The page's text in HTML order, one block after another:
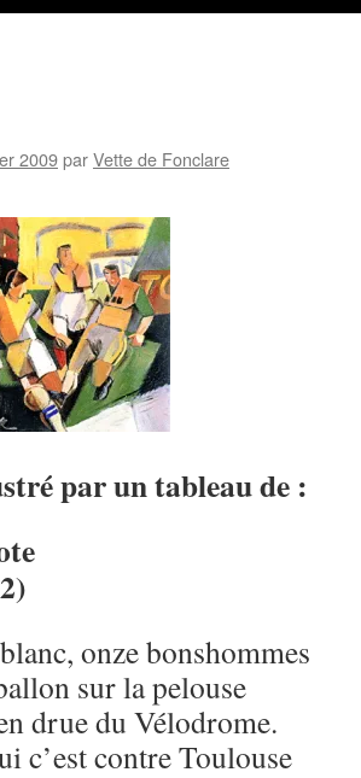
2009parVette de Fonclare
par un tableau de :
onze bonshommes
sur la pelouse
drue du Vélodrome.
c’est contre Toulouse